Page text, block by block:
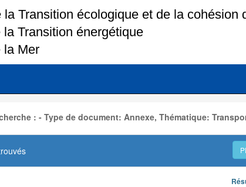
: - Type de document: Annexe, Thématique: